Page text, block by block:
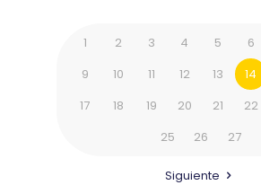
1 2 3 4 5 6
9
10 11 12 13 14
17
18 19 20 21 22
25
26 27
Siguiente